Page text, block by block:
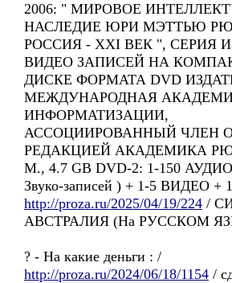
2006: " МИРОВОE
НАСЛЕДИE ЮРИ МЭТТЬЮ
РОССИЯ - ХХI ВЕК ", СЕРИЯ
ВИДЕО ЗАПИСЕЙ НА
ДИСКЕ ФОРМАТА DVD
МЕЖДУНАРОДНАЯ
ИНФОРМАТИЗАЦИИ,
АССОЦИИРОВАННЫЙ ЧЛЕН
РЕДАКЦИЕЙ АКАДЕМИКА
М., 4.7 GB DVD-2: 1-150 АУДИО
Звуко-записей ) + 1-5 ВИДЕО +
http://proza.ru/2025/04/19/224 /
АВСТРАЛИЯ (На РУССКОМ
? - Hа какие деньги : /
http://proza.ru/2024/06/18/1154 /